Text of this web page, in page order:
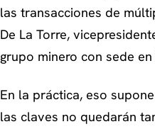
las transacciones de
De La Torre,
grupo minero con sede en
En la práctica, eso
las claves no quedarán